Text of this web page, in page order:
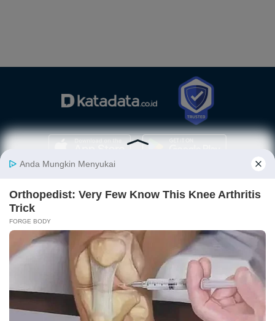
Nasional
Industri
Internasional
Energi
Makro
Korporasi
E-Commerce
Teknologi
Sejarah
Istilah
Energi Baru
Ekonomi
Jurnalisme
Data
Infografik
Analisis
Cek Data
In-Depth &
Opini
Telaah
Opini
Wawancara
News
Wawancara
Katalogue